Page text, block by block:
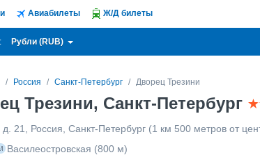
Авиабилеты Ж/Д билеты
Рубли (RUB)
Россия Санкт-Петербург Дворец Трезини
Трезини, Санкт-Петербург
д. 21 Россия Санкт-Петербург (1 км 500 метров от
Василеостровская (800 м)